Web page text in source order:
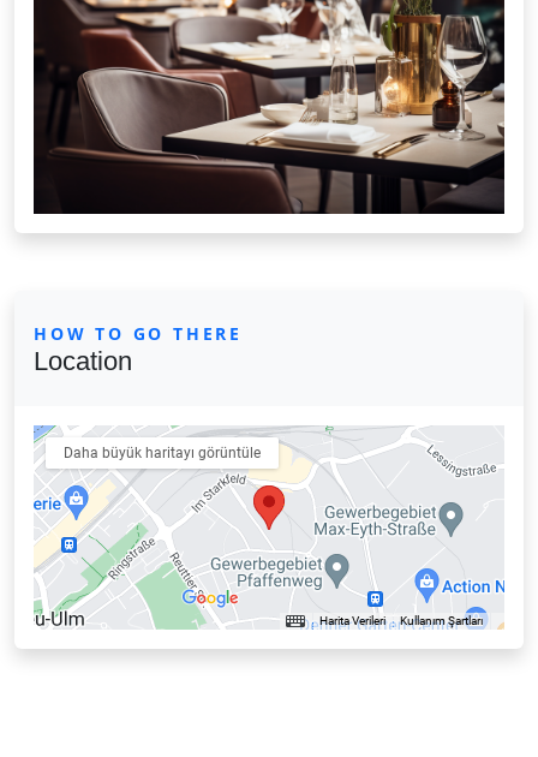
HOW TO GO THERE
Location